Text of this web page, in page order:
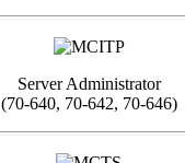
Server Administrator
(70-640, 70-642, 70-646)